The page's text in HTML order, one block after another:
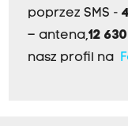
poprzez SMS -
– antena,12
nasz profil na